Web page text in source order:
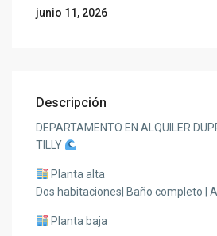
junio 11, 2026
Descripción
DEPARTAMENTO EN ALQUILER
TILLY
Planta alta
Dos habitaciones| Baño completo |
Planta baja